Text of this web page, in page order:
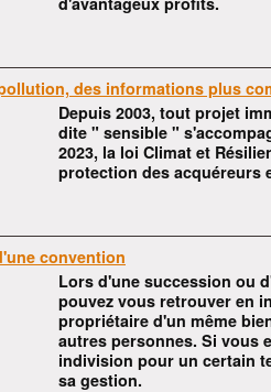
des informations plus
Depuis 2003, tout projet
dite " sensible "
2023, la loi Climat et
protection des acquéreurs
convention
Lors d'une succession ou
pouvez vous retrouver en
propriétaire d'un même
autres personnes. Si vous
indivision pour un certain
sa gestion.